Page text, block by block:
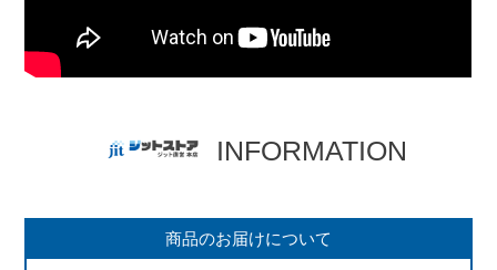
INFORMATION
商品のお届けについて